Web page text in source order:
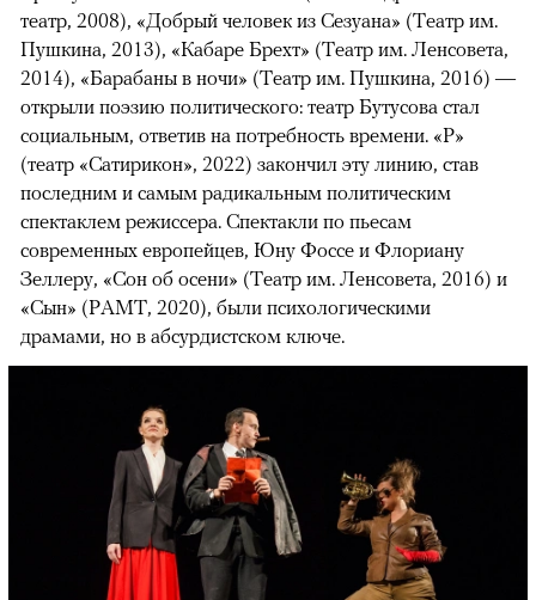
театр, 2008), «Добрый человек из Сезуана» (Театр им.
Пушкина, 2013), «Кабаре Брехт» (Театр им. Ленсовета,
2014), «Барабаны в ночи» (Театр им. Пушкина, 2016) —
открыли поэзию политического: театр Бутусова стал
социальным, ответив на потребность времени. «Р»
(театр «Сатирикон», 2022) закончил эту линию, став
последним и самым радикальным политическим
спектаклем режиссера. Спектакли по пьесам
современных европейцев, Юну Фоссе и Флориану
Зеллеру, «Сон об осени» (Театр им. Ленсовета, 2016) и
«Сын» (РАМТ, 2020), были психологическими
драмами, но в абсурдистском ключе.